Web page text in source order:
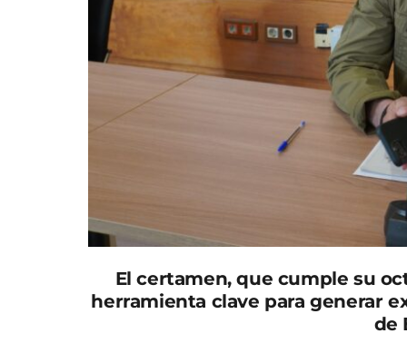
El certamen, que cumple su
herramienta clave para generar
de